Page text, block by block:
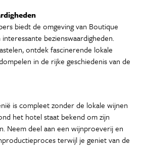
biedt de omgeving van Boutique
bezienswaardigheden.
ontdek fascinerende lokale
in de rijke geschiedenis van de
is compleet zonder de lokale wijnen
het hotel staat bekend om zijn
Neem deel aan een wijnproeverij en
terwijl je geniet van de